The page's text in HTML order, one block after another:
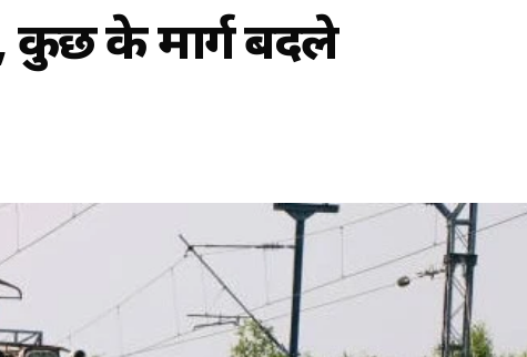
कुछ के मार्ग बदले